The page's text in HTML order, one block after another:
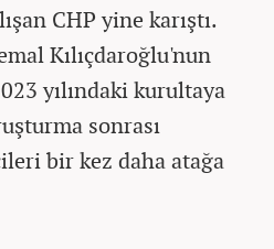
CHP yine karıştı.
Kılıçdaroğlu'nun
yılındaki kurultaya
sonrası
bir kez daha atağa